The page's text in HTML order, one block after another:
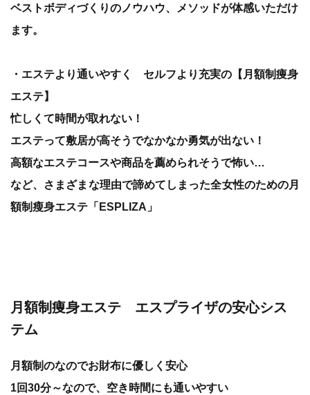
ベストボディづくりのノウハウ、メソッドが体感いただけ
ます。
・エステより通いやすく セルフより充実の【月額制痩身
エステ】
忙しくて時間が取れない！
エステって敷居が高そうでなかなか勇気が出ない！
高額なエステコースや商品を薦められそうで怖い…
など、さまざまな理由で諦めてしまった全女性のための月
額制瘦身エステ「ESPLIZA」
月額制痩身エステ エスプライザの安心シス
テム
月額制のなのでお財布に優しく安心
1回30分～なので、空き時間にも通いやすい